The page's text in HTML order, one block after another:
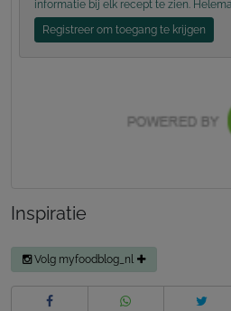
informatie bij elk recept te zien.
Registreer om toegang te krijgen
Inspiratie
Volg myfoodblog_nl